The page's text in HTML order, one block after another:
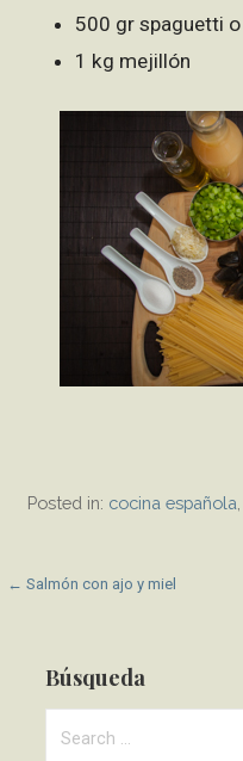
500 gr spaguetti
1 kg mejillón
Posted in: cocina española
P
← Salmón con ajo y miel
Búsqueda